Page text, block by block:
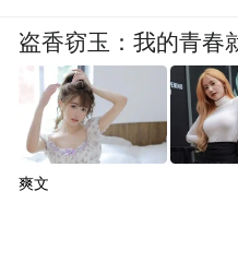
盗香窃玉：我的青春
爽文